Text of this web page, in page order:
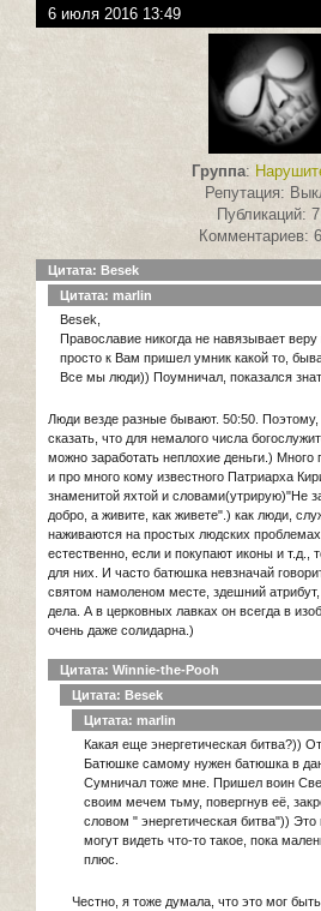
6 июля 2016 13:49
Группа:
Репутация:
Публикаций: 7
Комментариев:
Цитата: Besek
Цитата: marlin
Besek,
Православие никогда не навязывает
просто к Вам пришел умник какой то,
Все мы люди)) Поумничал, показался
Люди везде разные бывают. 50:50.
сказать, что для немалого числа
можно заработать неплохие деньги.)
и про много кому известного Патриарха
знаменитой яхтой и словами(утрирую)"Не
добро, а живите, как живете".) как люди,
наживаются на простых людских
естественно, если и покупают иконы и т.д.,
для них. И часто батюшка невзначай
святом намоленом месте, здешний
дела. А в церковных лавках он всегда в
очень даже солидарна.)
Цитата: Winnie-the-Pooh
Цитата: Besek
Цитата: marlin
Какая еще энергетическая битва?))
Батюшке самому нужен батюшка в
Сумничал тоже мне. Пришел воин
своим мечем тьму, повергнув её,
словом " энергетическая битва")) Это
могут видеть что-то такое, пока
плюс.
Честно, я тоже думала, что это мог